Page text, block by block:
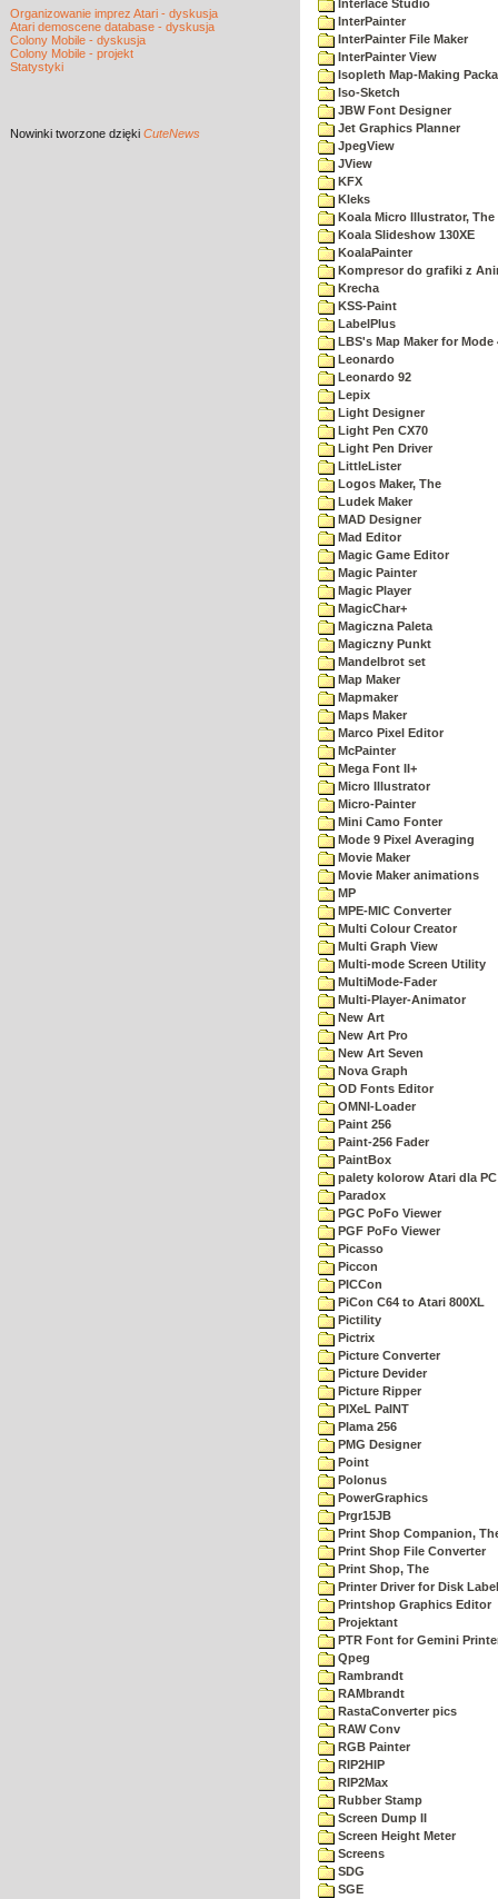
Organizowanie imprez Atari - dyskusja
Atari demoscene database - dyskusja
Colony Mobile - dyskusja
Colony Mobile - projekt
Statystyki
Nowinki tworzone dzięki CuteNews
Interlace Studio
InterPainter
InterPainter File Maker
InterPainter View
Isopleth Map-Making
Iso-Sketch
JBW Font Designer
Jet Graphics Planner
JpegView
JView
KFX
Kleks
Koala Micro Illustrator, The
Koala Slideshow 130XE
KoalaPainter
Kompresor do grafiki z
Krecha
KSS-Paint
LabelPlus
LBS's Map Maker for Mode
Leonardo
Leonardo 92
Lepix
Light Designer
Light Pen CX70
Light Pen Driver
LittleLister
Logos Maker, The
Ludek Maker
MAD Designer
Mad Editor
Magic Game Editor
Magic Painter
Magic Player
MagicChar+
Magiczna Paleta
Magiczny Punkt
Mandelbrot set
Map Maker
Mapmaker
Maps Maker
Marco Pixel Editor
McPainter
Mega Font II+
Micro Illustrator
Micro-Painter
Mini Camo Fonter
Mode 9 Pixel Averaging
Movie Maker
Movie Maker animations
MP
MPE-MIC Converter
Multi Colour Creator
Multi Graph View
Multi-mode Screen Utility
MultiMode-Fader
Multi-Player-Animator
New Art
New Art Pro
New Art Seven
Nova Graph
OD Fonts Editor
OMNI-Loader
Paint 256
Paint-256 Fader
PaintBox
palety kolorow Atari dla PC
Paradox
PGC PoFo Viewer
PGF PoFo Viewer
Picasso
Piccon
PICCon
PiCon C64 to Atari 800XL
Pictility
Pictrix
Picture Converter
Picture Devider
Picture Ripper
PIXeL PaINT
Plama 256
PMG Designer
Point
Polonus
PowerGraphics
Prgr15JB
Print Shop Companion,
Print Shop File Converter
Print Shop, The
Printer Driver for Disk
Printshop Graphics Editor
Projektant
PTR Font for Gemini
Qpeg
Rambrandt
RAMbrandt
RastaConverter pics
RAW Conv
RGB Painter
RIP2HIP
RIP2Max
Rubber Stamp
Screen Dump II
Screen Height Meter
Screens
SDG
SGE